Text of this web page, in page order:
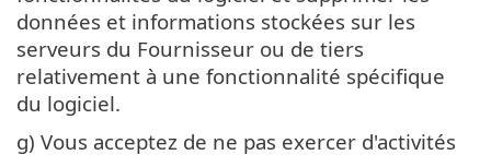
données et informations stockées sur les
serveurs du Fournisseur ou de tiers
relativement à une fonctionnalité spécifique
du logiciel.
g) Vous acceptez de ne pas exercer d'activités